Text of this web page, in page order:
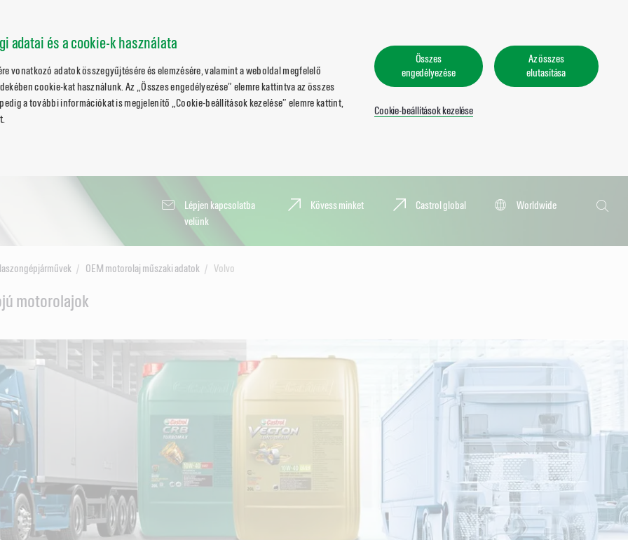
adatai és a cookie-k használata
vonatkozó adatok összegyűjtésére és elemzésére, valamint a weboldal megfelelő
cookie-kat használunk. Az „Összes engedélyezése” elemre kattintva az összes
a további információkat is megjelenítő „Cookie-beállítások kezelése” elemre kattint,
Összes
engedélyezése
Az összes
elutasítása
Cookie-beállítások kezelése
Lépjen kapcsolatba
velünk
Kövess minket Castrol global
Worldwide
Keresés
OEM motorolaj műszaki adatok Volvo
motorolajok